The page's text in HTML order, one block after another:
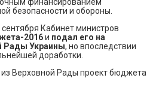
безопасности и обороны.
Кабинет министров
2016и подал его на
Рады Украины, но впоследствии
доработки.
Верховной Рады проект бюджета